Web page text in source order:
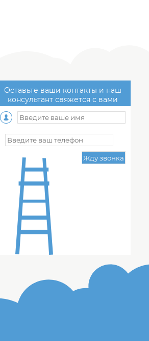
Оставьте ваши контакты и наш
консультант свяжется с вами